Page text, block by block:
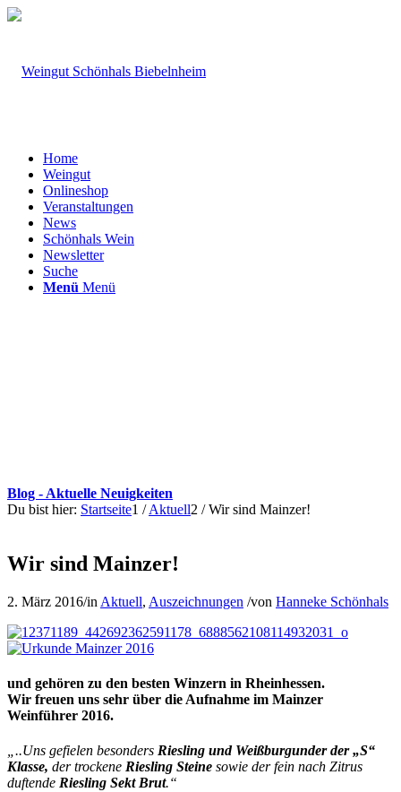
Home
Weingut
Onlineshop
Veranstaltungen
News
Schönhals Wein
Newsletter
Suche
Menü Menü
Blog - Aktuelle Neuigkeiten
Du bist hier: Startseite1 / Aktuell2 / Wir sind Mainzer!
Wir sind Mainzer!
2. März 2016/in Aktuell, Auszeichnungen /von Hanneke Schönhals
und gehören zu den besten Winzern in Rheinhessen.
Wir freuen uns sehr über die Aufnahme im Mainzer
Weinführer 2016.
„..Uns gefielen besonders Riesling und Weißburgunder der „S“
Klasse, der trockene Riesling Steine sowie der fein nach Zitrus
duftende Riesling Sekt Brut.“